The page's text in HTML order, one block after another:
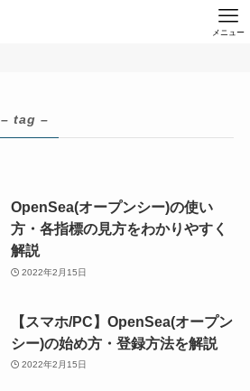
メニュー
– tag –
OpenSea(オープンシー)の使い
方・各指標の見方をわかりやすく
解説
2022年2月15日
【スマホ/PC】OpenSea(オープン
シー)の始め方・登録方法を解説
2022年2月15日